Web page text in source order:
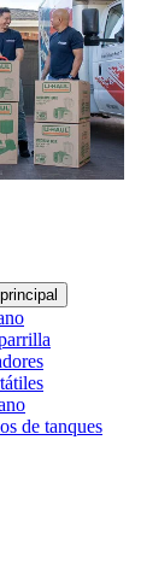
de tanques